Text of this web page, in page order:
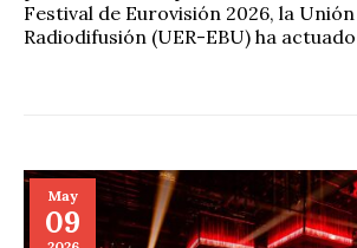
Festival de Eurovisión 2026, la
Radiodifusión (UER-EBU) ha
May
09